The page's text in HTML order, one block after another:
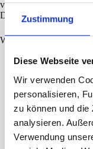
Zustimmung
Diese Webseite
Wir verwenden
personalisieren,
zu können und die
analysieren.
Verwendung
von Ihrem Browser
Daten von Google
Während Ihres Website-
die von Ihnen
Ihr
Absprungraten);
Ihr ungefährer
Ihre IP-Adresse
technische
genutzten